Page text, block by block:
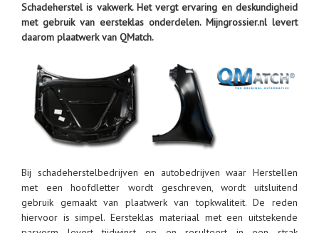
Schadeherstel is vakwerk. Het vergt ervaring en deskundigheid
met gebruik van eersteklas onderdelen. Mijngrossier.nl levert
daarom plaatwerk van QMatch.
Bij schadeherstelbedrijven en autobedrijven waar Herstellen
met een hoofdletter wordt geschreven, wordt uitsluitend
gebruik gemaakt van plaatwerk van topkwaliteit. De reden
hiervoor is simpel. Eersteklas materiaal met een uitstekende